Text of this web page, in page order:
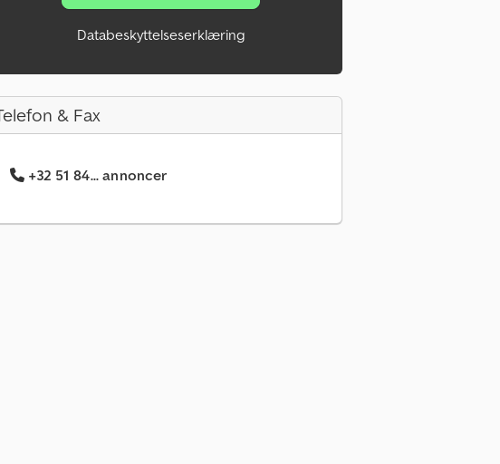
Databeskyttelseserklæring
& Fax
+32 51 84... annoncer